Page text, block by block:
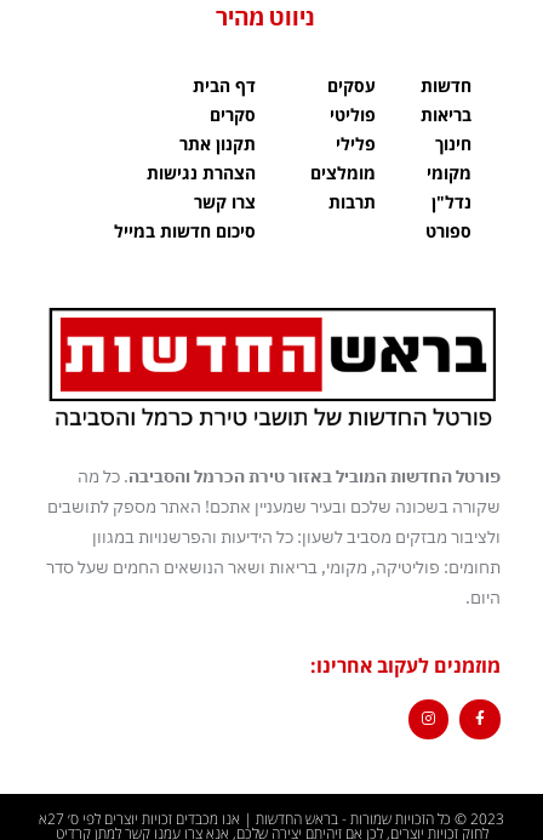
ניווט מהיר
חדשות
בריאות
חינוך
מקומי
נדל"ן
ספורט
עסקים
פוליטי
פלילי
מומלצים
תרבות
דף הבית
סקרים
תקנון אתר
הצהרת נגישות
צרו קשר
סיכום חדשות במייל
פורטל החדשות המוביל באזור טירת הכרמל והסביבה. כל מה
שקורה בשכונה שלכם ובעיר שמעניין אתכם! האתר מספק לתושבים
ולציבור מבזקים מסביב לשעון: כל הידיעות והפרשנויות במגוון
תחומים: פוליטיקה, מקומי, בריאות ושאר הנושאים החמים שעל סדר
היום.
מוזמנים לעקוב אחרינו:
2023 © כל הזכויות שמורות - בראש החדשות | אנו מכבדים זכויות יוצרים לפי ס׳ 27א
לחוק זכויות יוצרים, לכן אם זיהיתם יצירה שלכם, אנא צרו עמנו קשר למתן קרדיט